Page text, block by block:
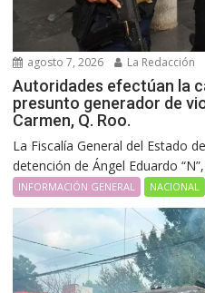
agosto 7, 2026 La Redacción
Autoridades efectúan la
presunto generador de
Carmen, Q. Roo.
La Fiscalía General del Estado
detención de Ángel Eduardo “N”,
INFORMACIÓN GENERAL NACIONAL